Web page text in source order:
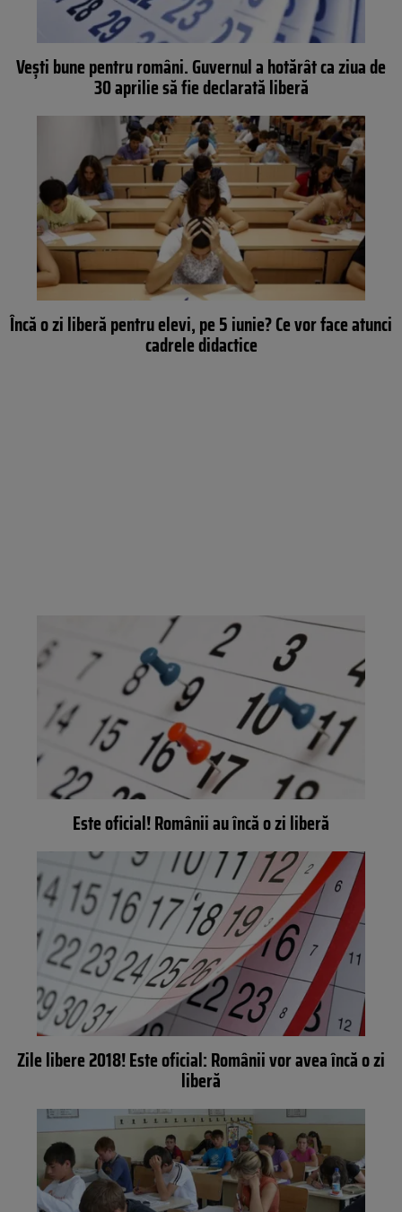
Vești bune pentru români. Guvernul a hotărât ca ziua de
30 aprilie să fie declarată liberă
Încă o zi liberă pentru elevi, pe 5 iunie? Ce vor face atunci
cadrele didactice
Este oficial! Românii au încă o zi liberă
Zile libere 2018! Este oficial: Românii vor avea încă o zi
liberă